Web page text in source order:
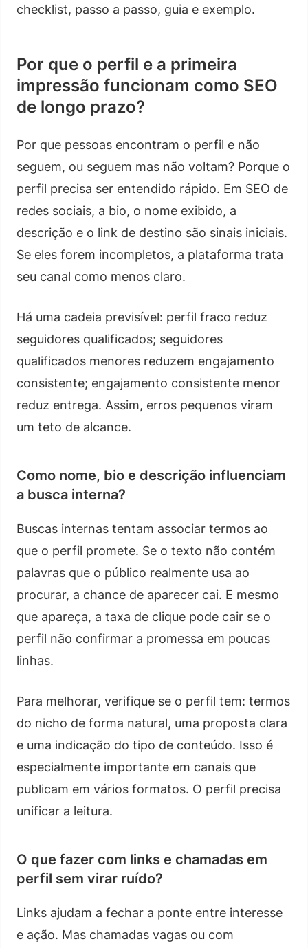
checklist, passo a passo, guia e exemplo.
Por que o perfil e a primeira
impressão funcionam como SEO
de longo prazo?
Por que pessoas encontram o perfil e não
seguem, ou seguem mas não voltam? Porque o
perfil precisa ser entendido rápido. Em SEO de
redes sociais, a bio, o nome exibido, a
descrição e o link de destino são sinais iniciais.
Se eles forem incompletos, a plataforma trata
seu canal como menos claro.
Há uma cadeia previsível: perfil fraco reduz
seguidores qualificados; seguidores
qualificados menores reduzem engajamento
consistente; engajamento consistente menor
reduz entrega. Assim, erros pequenos viram
um teto de alcance.
Como nome, bio e descrição influenciam
a busca interna?
Buscas internas tentam associar termos ao
que o perfil promete. Se o texto não contém
palavras que o público realmente usa ao
procurar, a chance de aparecer cai. E mesmo
que apareça, a taxa de clique pode cair se o
perfil não confirmar a promessa em poucas
linhas.
Para melhorar, verifique se o perfil tem: termos
do nicho de forma natural, uma proposta clara
e uma indicação do tipo de conteúdo. Isso é
especialmente importante em canais que
publicam em vários formatos. O perfil precisa
unificar a leitura.
O que fazer com links e chamadas em
perfil sem virar ruído?
Links ajudam a fechar a ponte entre interesse
e ação. Mas chamadas vagas ou com